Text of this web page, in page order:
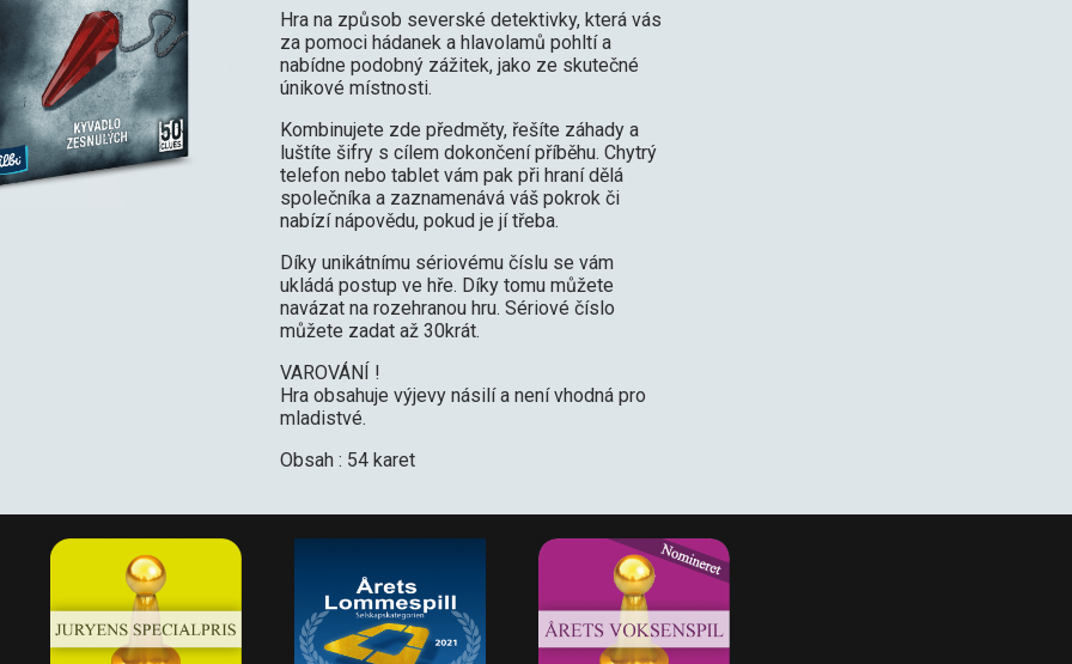
Hra na způsob severské detektivky, která vás
za pomoci hádanek a hlavolamů pohltí a
nabídne podobný zážitek, jako ze skutečné
únikové místnosti.
Kombinujete zde předměty, řešíte záhady a
luštíte šifry s cílem dokončení příběhu. Chytrý
telefon nebo tablet vám pak při hraní dělá
společníka a zaznamenává váš pokrok či
nabízí nápovědu, pokud je jí třeba.
Díky unikátnímu sériovému číslu se vám
ukládá postup ve hře. Díky tomu můžete
navázat na rozehranou hru. Sériové číslo
můžete zadat až 30krát.
VAROVÁNÍ !
Hra obsahuje výjevy násilí a není vhodná pro
mladistvé.
Obsah : 54 karet